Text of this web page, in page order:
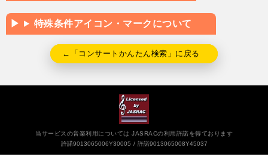
特殊条件アイコン・マークについて
←「コンサートかんたん検索」に戻る
当サービスの音楽利用については JASRACの利用許諾を得ております
許諾9013065006Y30005
許諾9013065008Y45037